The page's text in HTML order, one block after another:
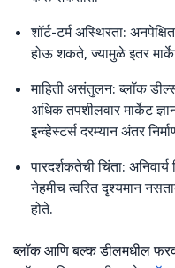
शॉर्ट-टर्म अस्थिरता:
होऊ शकते, ज्यामुळे इतर
माहिती असंतुलन: ब्लॉक
अधिक तपशीलवार मार्केट
इन्व्हेस्टर्स दरम्यान अंतर
पारदर्शकतेची चिंता:
नेहमीच त्वरित दृश्यमान
होते.
ब्लॉक आणि बल्क डीलमधील